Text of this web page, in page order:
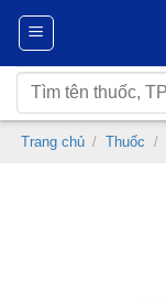
Chuyển
nội
dung
Tìm
kiếm:
Trang chủ / Thuốc /